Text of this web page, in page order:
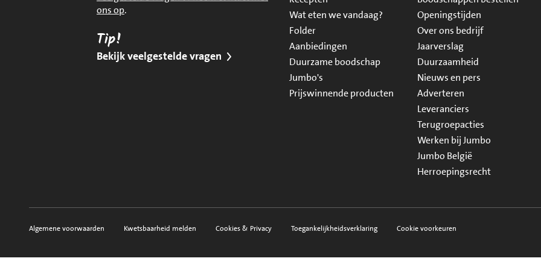
ons op.
Tip!
Bekijk veelgestelde vragen
Wat eten we vandaag?
Folder
Aanbiedingen
Duurzame boodschap
Jumbo's
Prijswinnende producten
Openingstijden
Over ons bedrijf
Jaarverslag
Duurzaamheid
Nieuws en pers
Adverteren
Leveranciers
Terugroepacties
Werken bij Jumbo
Jumbo België
Herroepingsrecht
Voorwaarden, privacy en sitemap
Algemene voorwaarden Kwetsbaarheid melden Cookies & Privacy Toegankelijkheidsverklaring Cookie voorkeuren